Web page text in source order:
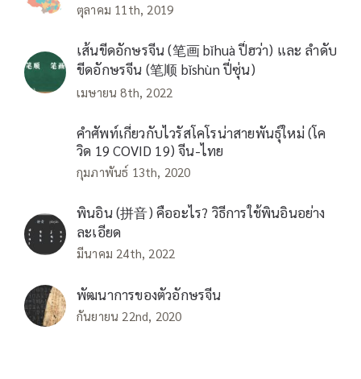
ตุลาคม 11th, 2019
เส้นขีดอักษรจีน (笔画 bǐhuà ปี่ฮว่า) และ ลำดับ
ขีดอักษรจีน (笔顺 bǐshùn ปี่ซุ่น)
เมษายน 8th, 2022
คำศัพท์เกี่ยวกับไวรัสโคโรน่าสายพันธุ์ใหม่ (โค
วิด 19 COVID 19) จีน-ไทย
กุมภาพันธ์ 13th, 2020
พินอิน (拼音) คืออะไร? วิธีการใช้พินอินอย่าง
ละเอียด
มีนาคม 24th, 2022
พัฒนาการของตัวอักษรจีน
กันยายน 22nd, 2020